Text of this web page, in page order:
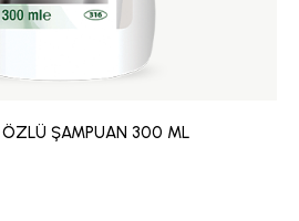
ÖZLÜ ŞAMPUAN 300 ML